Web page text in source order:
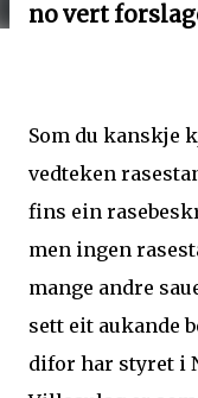
no vert
Som du kanskje
vedteken
fins ein
men ingen
mange andre
sett eit aukande
difor har styret i